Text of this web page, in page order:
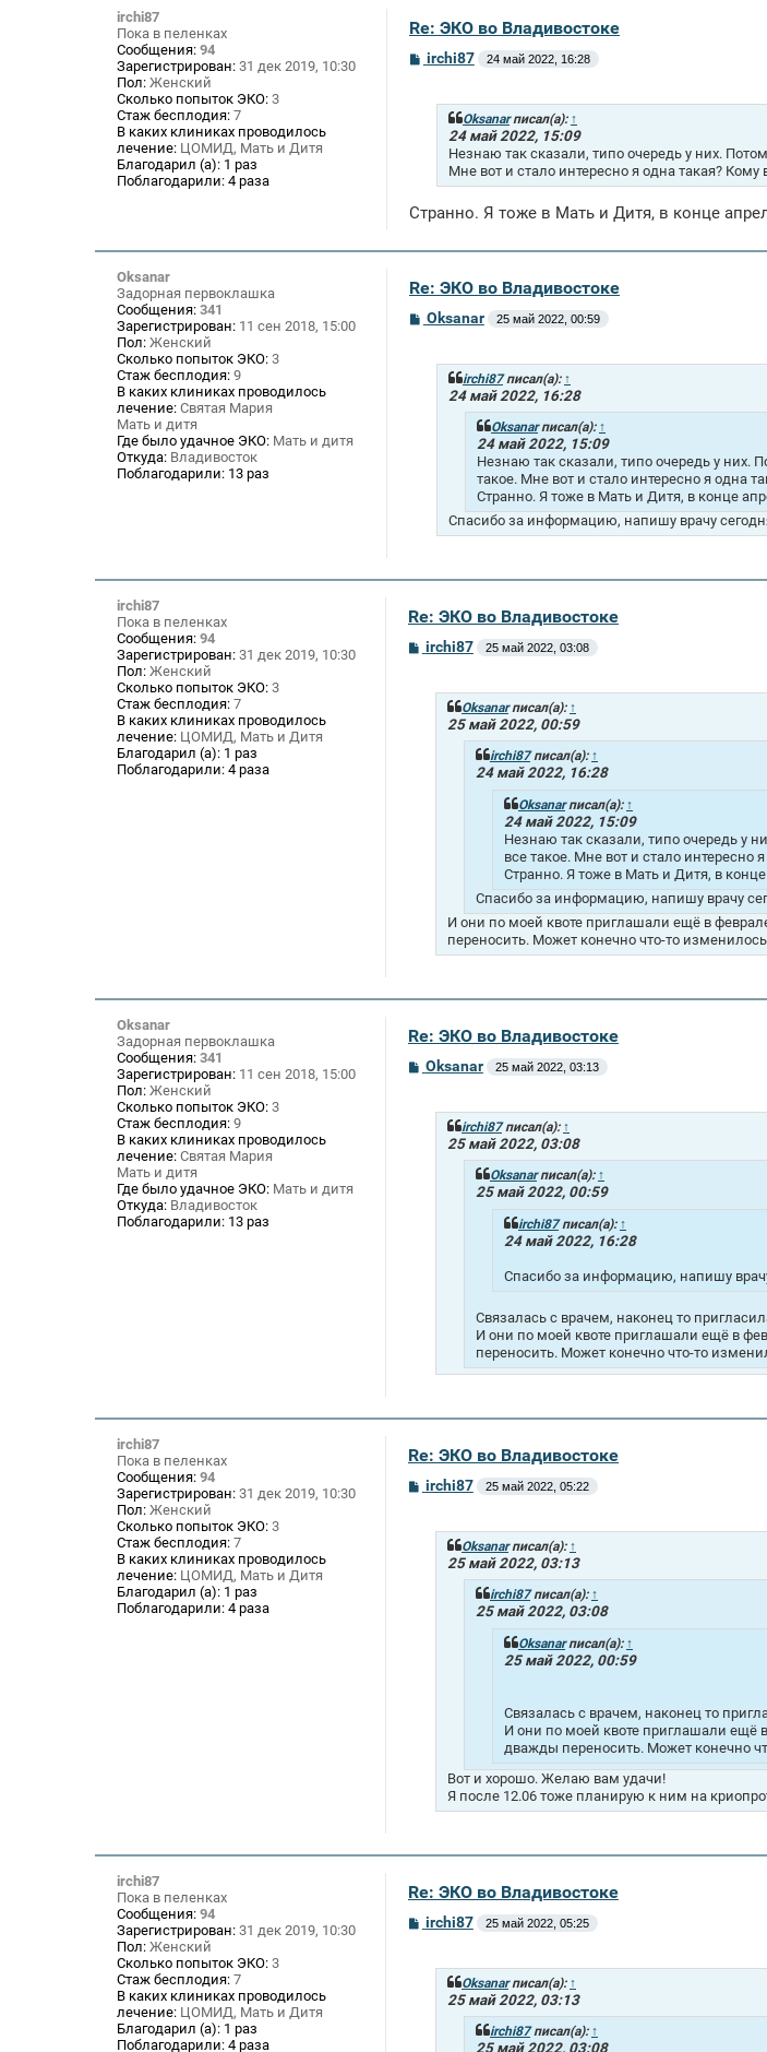
irchi87
Пока в пеленках
Сообщения: 94
Зарегистрирован: 31 дек 2019, 10:30
Пол: Женский
Сколько попыток ЭКО: 3
Стаж бесплодия: 7
В каких клиниках проводилось
лечение: ЦОМИД, Мать и Дитя
Благодарил (а): 1 раз
Поблагодарили: 4 раза
Re: ЭКО во Владивостоке
Сirchi87 24 май 2022, 16:28
Oksanarписал(а): ↑
24 май 2022, 15:09
Незнаю так сказали, типо очередь у них.
Мне вот и стало интересно я одна такая? Кому
Странно. Я тоже в Мать и Дитя, в конце
Oksanar
Задорная первоклашка
Сообщения: 341
Зарегистрирован: 11 сен 2018, 15:00
Пол: Женский
Сколько попыток ЭКО: 3
Стаж бесплодия: 9
В каких клиниках проводилось
лечение: Святая Мария
Мать и дитя
Где было удачное ЭКО: Мать и дитя
Откуда: Владивосток
Поблагодарили: 13 раз
Re: ЭКО во Владивостоке
СOksanar 25 май 2022, 00:59
irchi87писал(а): ↑
24 май 2022, 16:28
Oksanarписал(а): ↑
24 май 2022, 15:09
Незнаю так сказали, типо очередь у них.
такое. Мне вот и стало интересно я одна
Странно. Я тоже в Мать и Дитя, в конце
Спасибо за информацию, напишу врачу
irchi87
Пока в пеленках
Сообщения: 94
Зарегистрирован: 31 дек 2019, 10:30
Пол: Женский
Сколько попыток ЭКО: 3
Стаж бесплодия: 7
В каких клиниках проводилось
лечение: ЦОМИД, Мать и Дитя
Благодарил (а): 1 раз
Поблагодарили: 4 раза
Re: ЭКО во Владивостоке
Сirchi87 25 май 2022, 03:08
Oksanarписал(а): ↑
25 май 2022, 00:59
irchi87писал(а): ↑
24 май 2022, 16:28
Oksanarписал(а): ↑
24 май 2022, 15:09
Незнаю так сказали, типо очередь у
все такое. Мне вот и стало интересно
Странно. Я тоже в Мать и Дитя, в
Спасибо за информацию, напишу врачу
И они по моей квоте приглашали ещё в
переносить. Может конечно что-то
Oksanar
Задорная первоклашка
Сообщения: 341
Зарегистрирован: 11 сен 2018, 15:00
Пол: Женский
Сколько попыток ЭКО: 3
Стаж бесплодия: 9
В каких клиниках проводилось
лечение: Святая Мария
Мать и дитя
Где было удачное ЭКО: Мать и дитя
Откуда: Владивосток
Поблагодарили: 13 раз
Re: ЭКО во Владивостоке
СOksanar 25 май 2022, 03:13
irchi87писал(а): ↑
25 май 2022, 03:08
Oksanarписал(а): ↑
25 май 2022, 00:59
irchi87писал(а): ↑
24 май 2022, 16:28
Спасибо за информацию, напишу
Связалась с врачем, наконец то
И они по моей квоте приглашали ещё в
переносить. Может конечно что-то
irchi87
Пока в пеленках
Сообщения: 94
Зарегистрирован: 31 дек 2019, 10:30
Пол: Женский
Сколько попыток ЭКО: 3
Стаж бесплодия: 7
В каких клиниках проводилось
лечение: ЦОМИД, Мать и Дитя
Благодарил (а): 1 раз
Поблагодарили: 4 раза
Re: ЭКО во Владивостоке
Сirchi87 25 май 2022, 05:22
Oksanarписал(а): ↑
25 май 2022, 03:13
irchi87писал(а): ↑
25 май 2022, 03:08
Oksanarписал(а): ↑
25 май 2022, 00:59
Связалась с врачем, наконец то
И они по моей квоте приглашали ещё
дважды переносить. Может конечно
Вот и хорошо. Желаю вам удачи!
Я после 12.06 тоже планирую к ним на
irchi87
Пока в пеленках
Сообщения: 94
Зарегистрирован: 31 дек 2019, 10:30
Пол: Женский
Сколько попыток ЭКО: 3
Стаж бесплодия: 7
В каких клиниках проводилось
лечение: ЦОМИД, Мать и Дитя
Благодарил (а): 1 раз
Поблагодарили: 4 раза
Re: ЭКО во Владивостоке
Сirchi87 25 май 2022, 05:25
Oksanarписал(а): ↑
25 май 2022, 03:13
irchi87писал(а): ↑
25 май 2022, 03:08